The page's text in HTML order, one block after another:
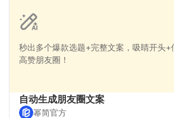
秒出多个爆款选题+完整文案，吸睛开头+
高赞朋友圈！
自动生成朋友圈文案
幂简官方